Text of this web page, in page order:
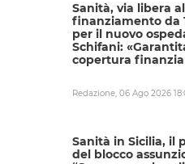
Sanità, via libera al
finanziamento da
per il nuovo
Schifani:
copertura
Redazione, 06 Ago 2026
Sanità in Sicilia, il
del blocco